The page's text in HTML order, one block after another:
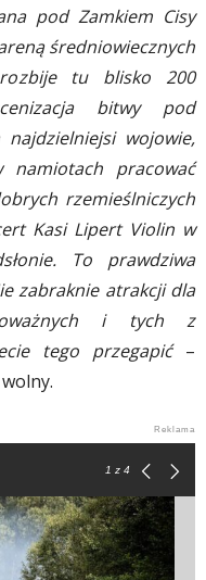
pod Zamkiem Cisy
średniowiecznych
rozbije tu blisko 200
bitwy pod
wojowie,
namiotach pracować
rzemieślniczych
Kasi Lipert Violin w
To prawdziwa
zabraknie atrakcji dla
i tych z
tego przegapić–
1 z 4